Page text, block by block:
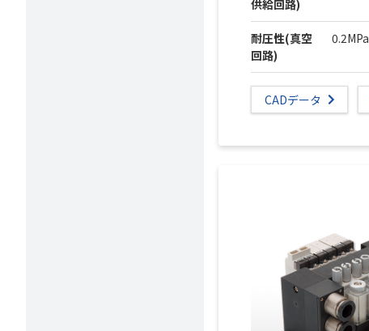
供給回路)
耐圧性(真空
回路)
0.2MPa
CADデータ